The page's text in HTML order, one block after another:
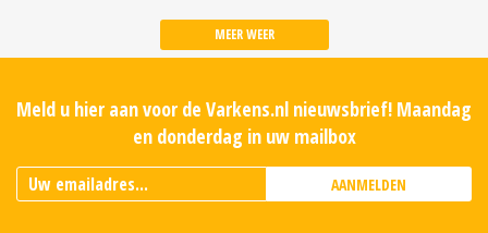
MEER WEER
Meld u hier aan voor de Varkens.nl nieuwsbrief! Maandag
en donderdag in uw mailbox
AANMELDEN